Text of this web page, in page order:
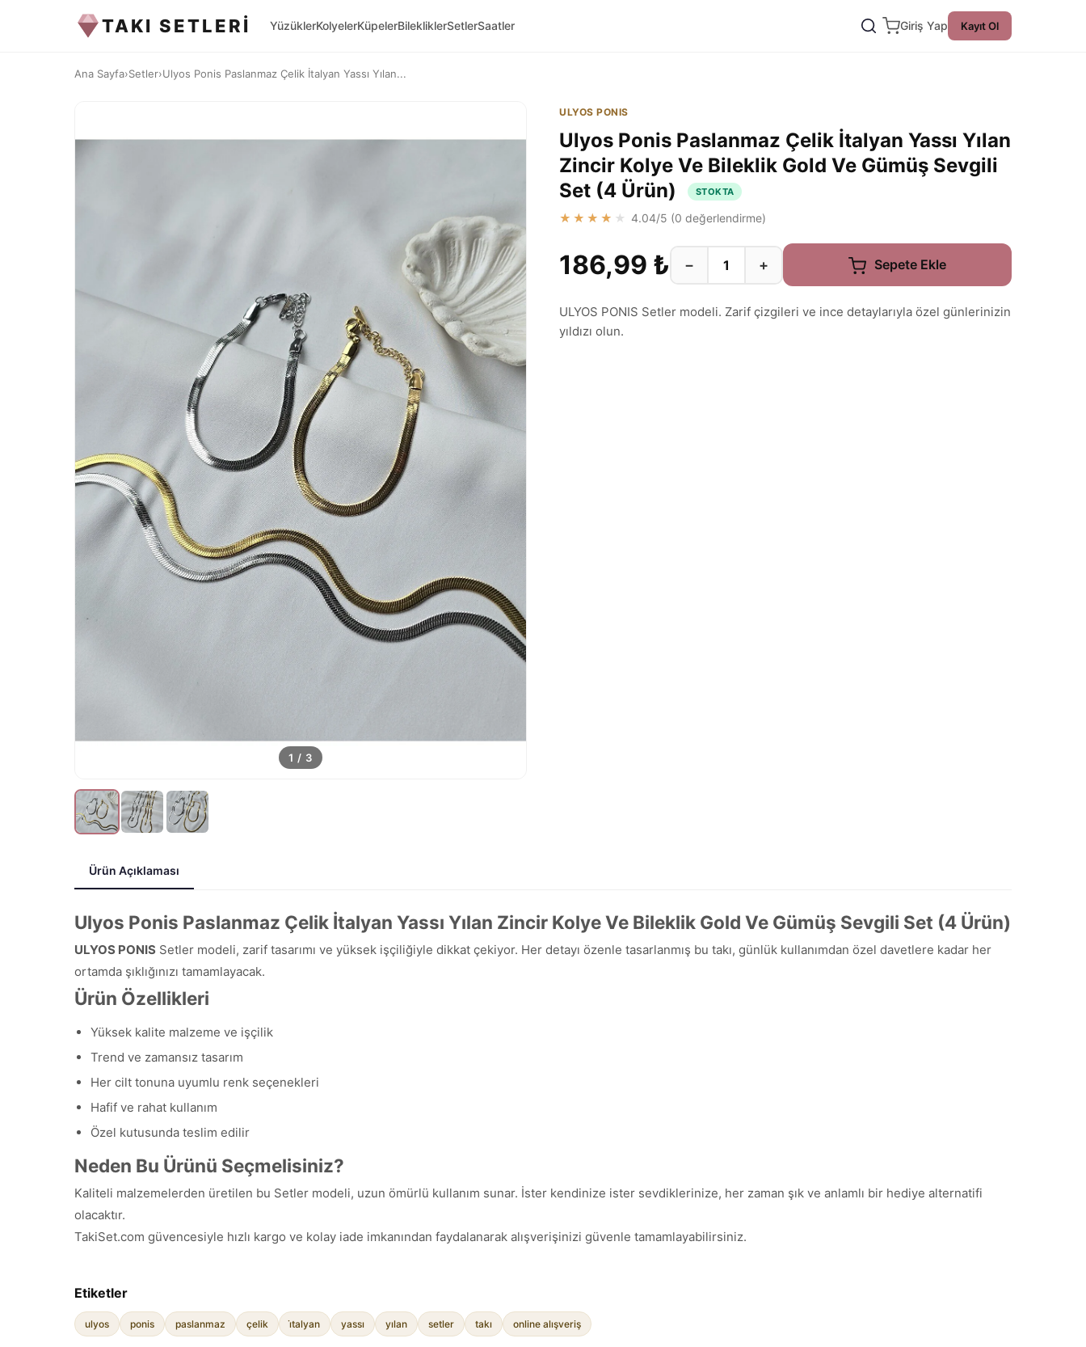
TAKI SETLERİ YüzüklerKolyelerKüpelerBilekliklerSetlerSaatler Giriş Yap Kayıt Ol
Ana Sayfa›Setler›Ulyos Ponis Paslanmaz Çelik İtalyan Yassı Yılan...
1 / 3
ULYOS PONIS
Ulyos Ponis Paslanmaz Çelik İtalyan Yassı Yılan
Zincir Kolye Ve Bileklik Gold Ve Gümüş Sevgili
Set (4 Ürün)
STOKTA
★★★★★ 4.04/5 (0 değerlendirme)
186,99 ₺ − + Sepete Ekle
ULYOS PONIS Setler modeli. Zarif çizgileri ve ince detaylarıyla özel günlerinizin
yıldızı olun.
Ürün Açıklaması
Ulyos Ponis Paslanmaz Çelik İtalyan Yassı Yılan Zincir Kolye Ve Bileklik Gold Ve Gümüş Sevgili Set (4 Ürün)
ULYOS PONIS Setler modeli, zarif tasarımı ve yüksek işçiliğiyle dikkat çekiyor. Her detayı özenle tasarlanmış bu takı, günlük kullanımdan özel davetlere kadar her
ortamda şıklığınızı tamamlayacak.
Ürün Özellikleri
Yüksek kalite malzeme ve işçilik
Trend ve zamansız tasarım
Her cilt tonuna uyumlu renk seçenekleri
Hafif ve rahat kullanım
Özel kutusunda teslim edilir
Neden Bu Ürünü Seçmelisiniz?
Kaliteli malzemelerden üretilen bu Setler modeli, uzun ömürlü kullanım sunar. İster kendinize ister sevdiklerinize, her zaman şık ve anlamlı bir hediye alternatifi
olacaktır.
TakiSet.com güvencesiyle hızlı kargo ve kolay iade imkanından faydalanarak alışverişinizi güvenle tamamlayabilirsiniz.
Etiketler
ulyos ponis paslanmaz çelik i̇talyan yassı yılan setler takı online alışveriş